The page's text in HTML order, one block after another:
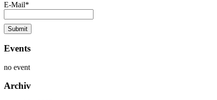
E-Mail*
Events
no event
Archiv